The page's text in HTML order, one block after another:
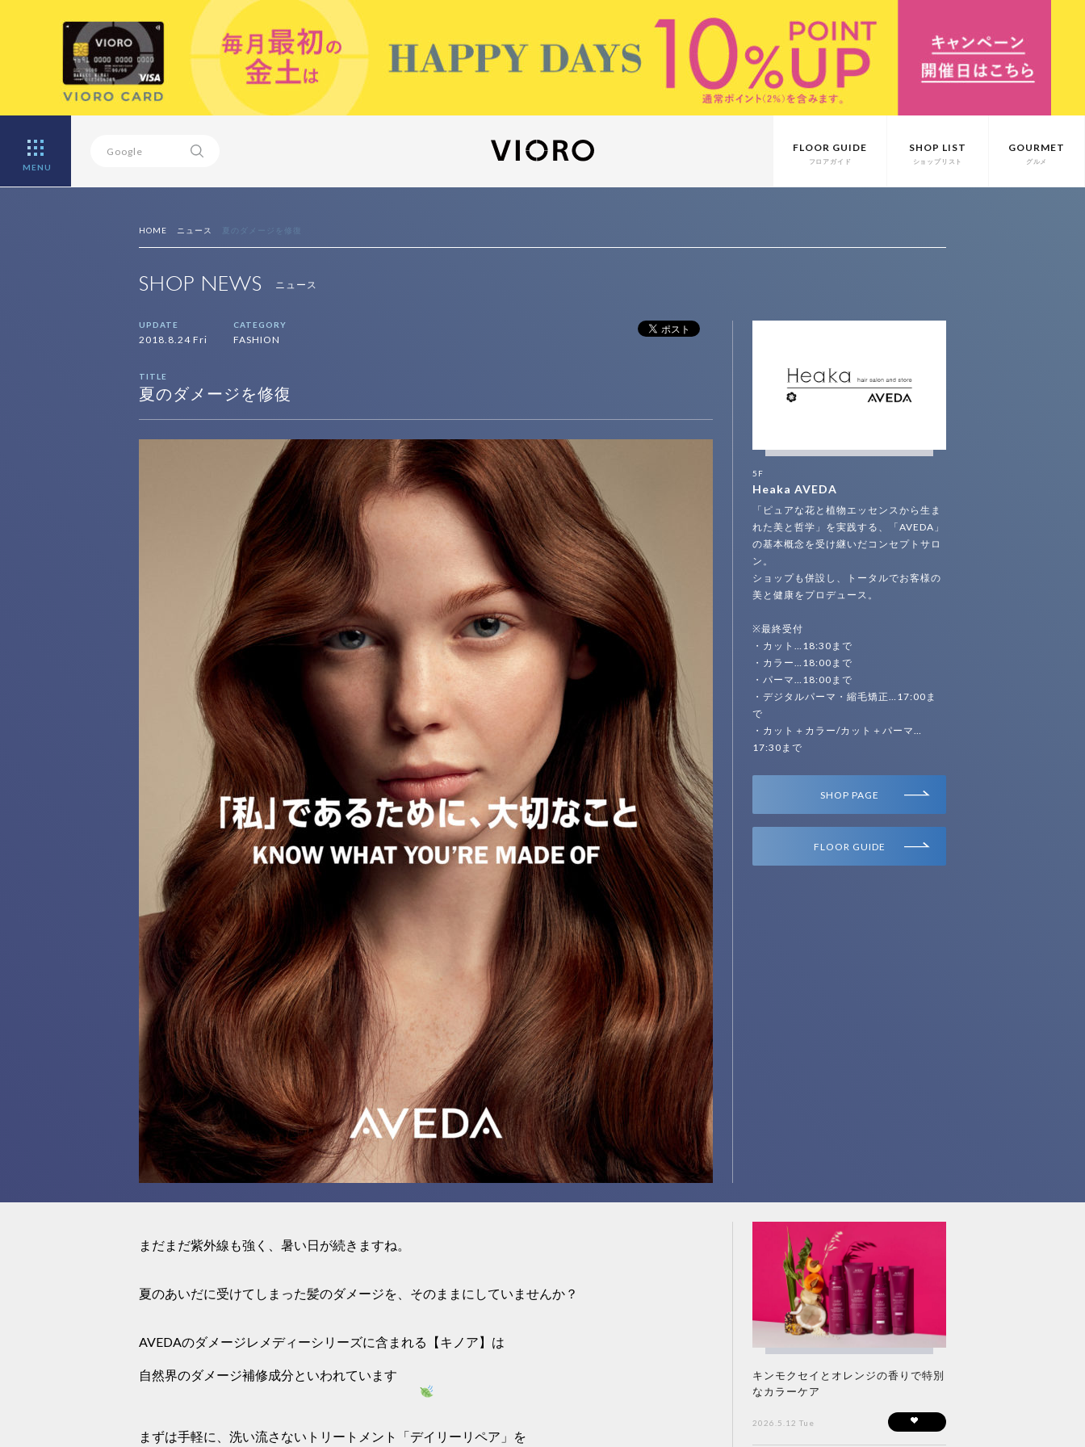
MENU
FLOOR GUIDE
フロアガイド
SHOP LIST
ショップリスト
GOURMET
グルメ
HOME ニュース 夏のダメージを修復
SHOP NEWS ニュース
UPDATE
2018.8.24 Fri
CATEGORY
FASHION
TITLE
夏のダメージを修復
5F
Heaka AVEDA
「ピュアな花と植物エッセンスから生ま
れた美と哲学」を実践する、「AVEDA」
の基本概念を受け継いだコンセプトサロ
ン。
ショップも併設し、トータルでお客様の
美と健康をプロデュース。
※最終受付
・カット…18:30まで
・カラー…18:00まで
・パーマ…18:00まで
・デジタルパーマ・縮毛矯正…17:00ま
で
・カット＋カラー/カット＋パーマ…
17:30まで
SHOP PAGE
FLOOR GUIDE
まだまだ紫外線も強く、暑い日が続きますね。
夏のあいだに受けてしまった髪のダメージを、そのままにしていませんか？
AVEDAのダメージレメディーシリーズに含まれる【キノア】は
自然界のダメージ補修成分といわれています
まずは手軽に、洗い流さないトリートメント「デイリーリペア」を
キンモクセイとオレンジの香りで特別
なカラーケア
2026.5.12 Tue